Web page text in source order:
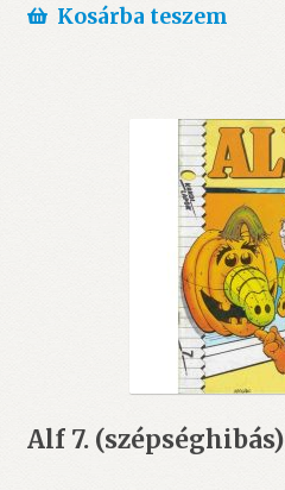
Kosárba teszem
Alf 7. (szépséghibás)